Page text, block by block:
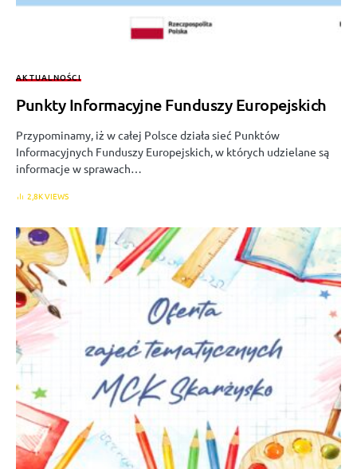
AKTUALNOŚCI
Punkty Informacyjne Funduszy Europejskich
Przypominamy, iż w całej Polsce działa sieć Punktów
Informacyjnych Funduszy Europejskich, w których udzielane są
informacje w sprawach…
2,8K VIEWS